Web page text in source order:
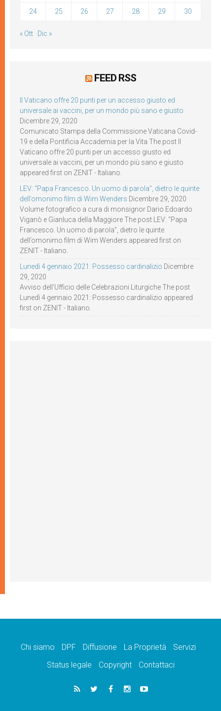
24 25 26 27 28 29 30
« Ott Dic »
FEED RSS
Il Vaticano offre 20 punti per un accesso giusto ed
universale ai vaccini, per un mondo più sano e giusto
Dicembre 29, 2020
Comunicato Stampa della Commissione Vaticana Covid-
19 e della Pontificia Accademia per la Vita The post Il
Vaticano offre 20 punti per un accesso giusto ed
universale ai vaccini, per un mondo più sano e giusto
appeared first on ZENIT - Italiano.
LEV: “Papa Francesco. Un uomo di parola”, dietro le quinte
dell’omonimo film di Wim Wenders Dicembre 29, 2020
Volume fotografico a cura di monsignor Dario Edoardo
Viganò e Gianluca della Maggiore The post LEV: “Papa
Francesco. Un uomo di parola”, dietro le quinte
dell’omonimo film di Wim Wenders appeared first on
ZENIT - Italiano.
Lunedì 4 gennaio 2021: Possesso cardinalizio Dicembre
29, 2020
Avviso dell’Ufficio delle Celebrazioni Liturgiche The post
Lunedì 4 gennaio 2021: Possesso cardinalizio appeared
first on ZENIT - Italiano.
Chi siamo DPF Diffusione La Proprietà
Servizi
Status legale
Copyright Contattaci